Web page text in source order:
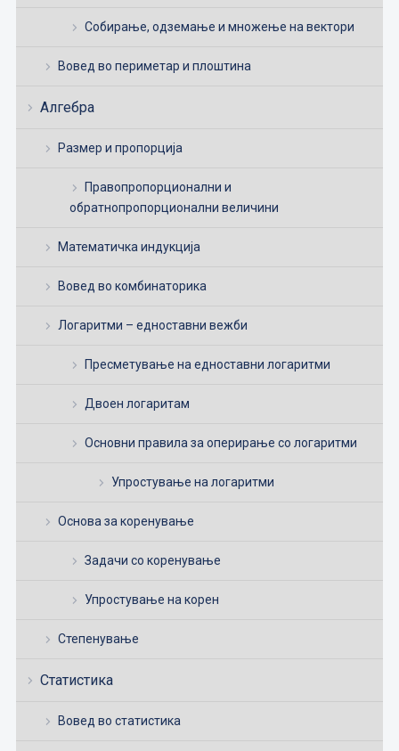
Собирање, одземање и множење на вектори
Вовед во периметар и плоштина
Алгебра
Размер и пропорција
Правопропорционални и
обратнопропорционални величини
Математичка индукција
Вовед во комбинаторика
Логаритми – едноставни вежби
Пресметување на едноставни логаритми
Двоен логаритам
Основни правила за оперирање со логаритми
Упростување на логаритми
Основа за коренување
Задачи со коренување
Упростување на корен
Степенување
Статистика
Вовед во статистика